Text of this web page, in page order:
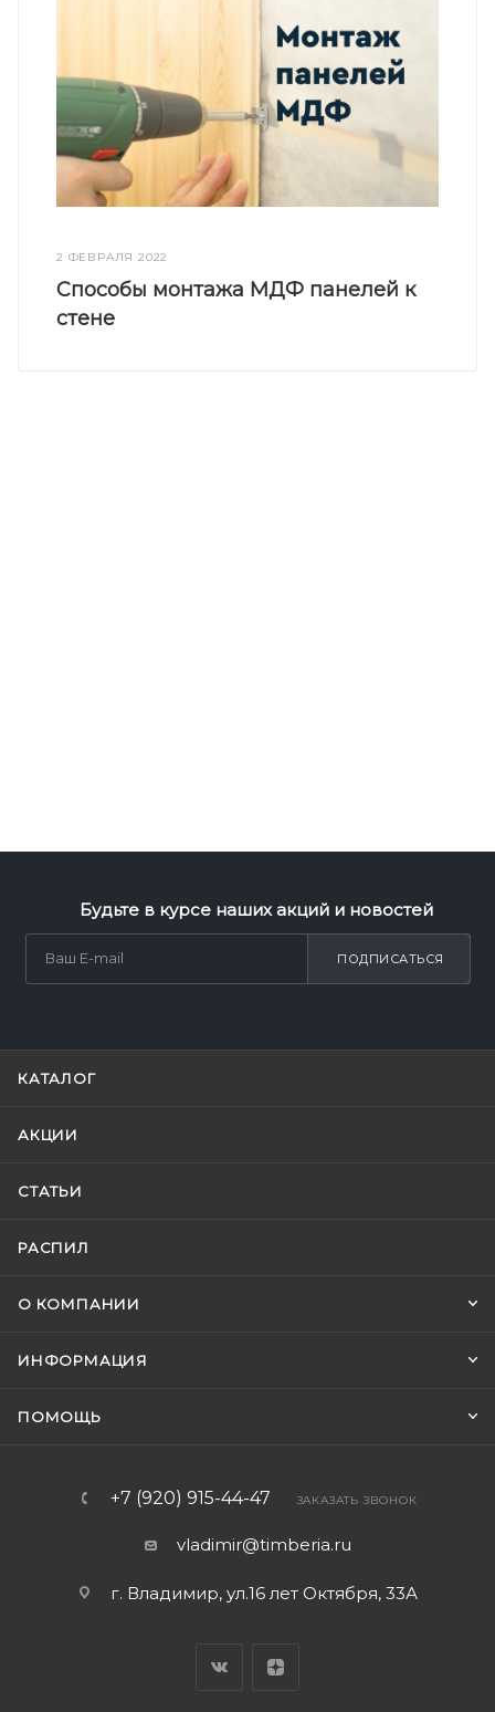
2 ФЕВРАЛЯ 2022
Способы монтажа МДФ панелей к
стене
Будьте в курсе наших акций и новостей
ПОДПИСАТЬСЯ
КАТАЛОГ
АКЦИИ
СТАТЬИ
РАСПИЛ
О КОМПАНИИ
ИНФОРМАЦИЯ
ПОМОЩЬ
+7 (920) 915-44-47 ЗАКАЗАТЬ ЗВОНОК
vladimir@timberia.ru
г. Владимир, ул.16 лет Октября, 33А